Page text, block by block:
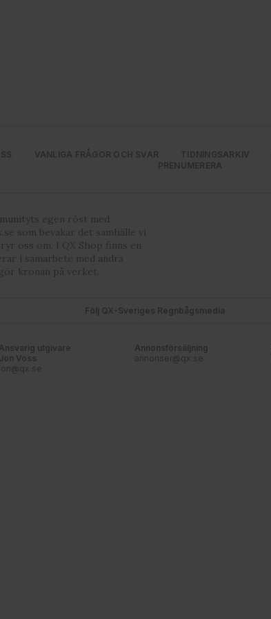
VANLIGA FRÅGOR OCH SVAR TIDNINGSARKIV
PRENUMERERA
egen röst med
som bevakar det samhälle vi
oss om. I QX Shop finns en
i samarbete med andra
kronan på verket.
Följ QX-Sveriges Regnbågsmedia
utgivare
Voss
Annonsförsäljning
annonser@qx.se